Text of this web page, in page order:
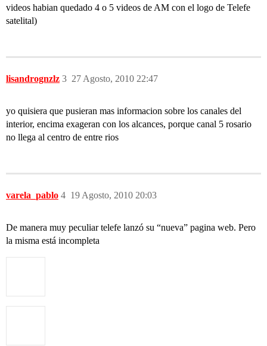
videos habian quedado 4 o 5 videos de AM con el logo de Telefe
satelital)
lisandrognzlz 27 Agosto, 2010 22:47
3
yo quisiera que pusieran mas informacion sobre los canales del
interior, encima exageran con los alcances, porque canal 5 rosario
no llega al centro de entre rios
varela_pablo 19 Agosto, 2010 20:03
4
De manera muy peculiar telefe lanzó su “nueva” pagina web. Pero
la misma está incompleta